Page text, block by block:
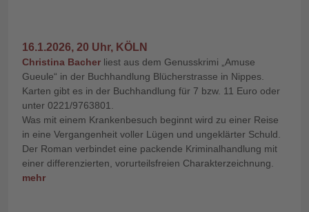
16.1.2026, 20 Uhr, KÖLN
Christina Bacher liest aus dem Genusskrimi „Amuse
Gueule“ in der Buchhandlung Blücherstrasse in Nippes.
Karten gibt es in der Buchhandlung für 7 bzw. 11 Euro oder
unter 0221/9763801.
Was mit einem Krankenbesuch beginnt wird zu einer Reise
in eine Vergangenheit voller Lügen und ungeklärter Schuld.
Der Roman verbindet eine packende Kriminalhandlung mit
einer differenzierten, vorurteilsfreien Charakterzeichnung.
mehr